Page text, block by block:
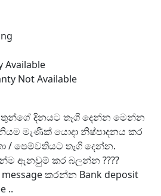
Available
Not Available
දිනයට තෑගි දෙන්න මෙන්න
මැණික් යොදා නිෂ්පාදනය කර
/ පෙම්වතියට තෑගි දෙන්න.
ඇනවුම් කර බලන්න ????
කරන්න Bank deposit
..